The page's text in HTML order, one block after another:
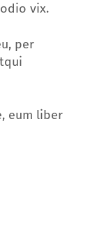
vix.
per
eum liber